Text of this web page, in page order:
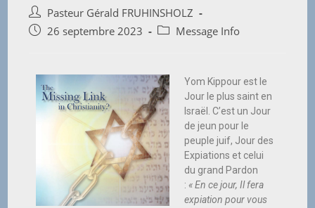
Pasteur Gérald FRUHINSHOLZ
26 septembre 2023
Message Info
Yom Kippour est le
Jour le plus saint en
Israël. C’est un Jour
de jeun pour le
peuple juif, Jour des
Expiations et celui
du grand Pardon
: « En ce jour, Il fera
expiation pour vous